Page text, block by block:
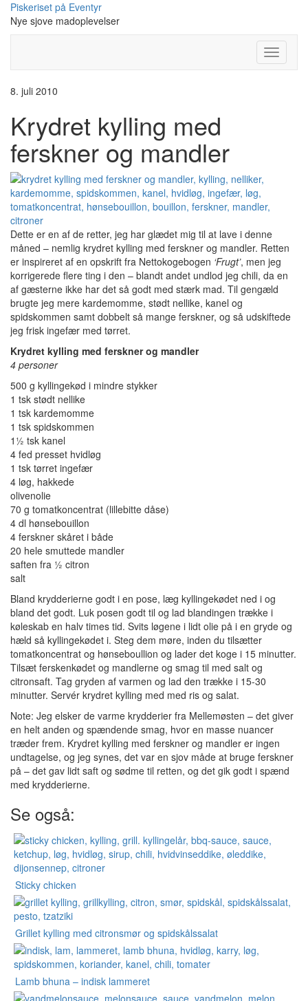
Skip
content
Piskeriset på Eventyr
Nye sjove madoplevelser
Toggle
8. juli 2010
Krydret kylling med
ferskner og mandler
Dette er en af de retter, jeg har glædet mig til at lave i denne
måned – nemlig krydret kylling med ferskner og mandler. Retten
er inspireret af en opskrift fra Nettokogebogen ‘Frugt’, men jeg
korrigerede flere ting i den – blandt andet undlod jeg chili, da en
af gæsterne ikke har det så godt med stærk mad. Til gengæld
brugte jeg mere kardemomme, stødt nellike, kanel og
spidskommen samt dobbelt så mange ferskner, og så udskiftede
jeg frisk ingefær med tørret.
Krydret kylling med ferskner og mandler
4 personer
500 g kyllingekød i mindre stykker
1 tsk stødt nellike
1 tsk kardemomme
1 tsk spidskommen
1½ tsk kanel
4 fed presset hvidløg
1 tsk tørret ingefær
4 løg, hakkede
olivenolie
70 g tomatkoncentrat (lillebitte dåse)
4 dl hønsebouillon
4 ferskner skåret i både
20 hele smuttede mandler
saften fra ½ citron
salt
Bland krydderierne godt i en pose, læg kyllingekødet ned i og
bland det godt. Luk posen godt til og lad blandingen trække i
køleskab en halv times tid. Svits løgene i lidt olie på i en gryde og
hæld så kyllingekødet i. Steg dem møre, inden du tilsætter
tomatkoncentrat og hønseboullion og lader det koge i 15 minutter.
Tilsæt ferskenkødet og mandlerne og smag til med salt og
citronsaft. Tag gryden af varmen og lad den trække i 15-30
minutter. Servér krydret kylling med med ris og salat.
Note: Jeg elsker de varme krydderier fra Mellemøsten – det giver
en helt anden og spændende smag, hvor en masse nuancer
træder frem. Krydret kylling med ferskner og mandler er ingen
undtagelse, og jeg synes, det var en sjov måde at bruge ferskner
på – det gav lidt saft og sødme til retten, og det gik godt i spænd
med krydderierne.
Se også:
Sticky chicken
Grillet kylling med citronsmør og spidskålssalat
Lamb bhuna – indisk lammeret